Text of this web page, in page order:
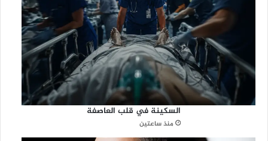
السكينة في قلب العاصفة
منذ ساعتين